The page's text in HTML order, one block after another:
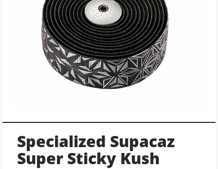
Specialized Supacaz
Super Sticky Kush